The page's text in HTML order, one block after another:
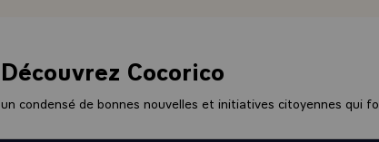
Cher Jean-Marie, des demandes
elle ne peut plus accéder à un
Découvrez Cocorico
un condensé de bonnes nouvelles et initiatives citoyennes qui